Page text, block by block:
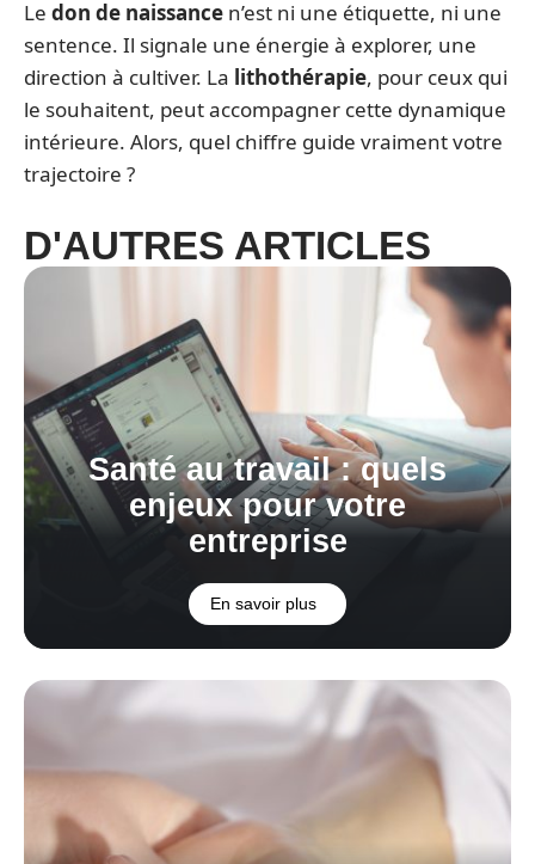
Le don de naissance n’est ni une étiquette, ni une
sentence. Il signale une énergie à explorer, une
direction à cultiver. La lithothérapie, pour ceux qui
le souhaitent, peut accompagner cette dynamique
intérieure. Alors, quel chiffre guide vraiment votre
trajectoire ?
D'AUTRES ARTICLES
Santé au travail : quels
enjeux pour votre
entreprise
En savoir plus